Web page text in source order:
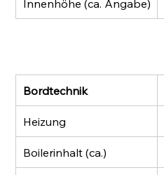
Innenhöhe (ca. Angabe)
Bordtechnik
Heizung
Boilerinhalt (ca.)